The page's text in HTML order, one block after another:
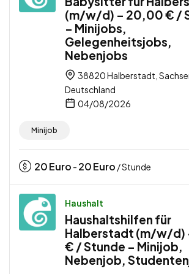
(m/w/d) – 20,00 € /
– Minijobs,
Gelegenheitsjobs,
Nebenjobs
38820 Halberstadt,
Deutschland
04/08/2026
Minijob
20Euro - 20Euro / Stunde
Haushalt
Haushaltshilfen für
Halberstadt (m/w/d)
€ / Stunde – Minijob,
Nebenjob,